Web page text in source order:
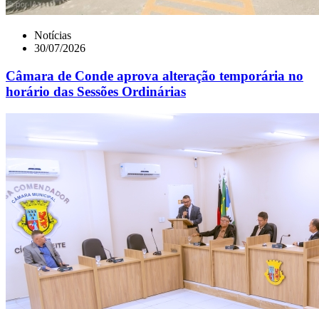
Notícias
30/07/2026
Câmara de Conde aprova alteração temporária no
horário das Sessões Ordinárias